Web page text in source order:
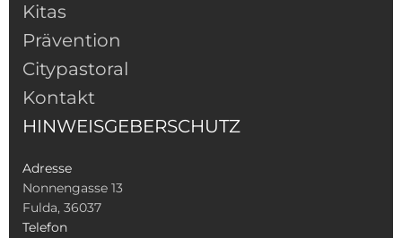
Kitas
Prävention
Citypastoral
Kontakt
HINWEISGEBERSCHUTZ
Adresse
Nonnengasse 13
Fulda, 36037
Telefon